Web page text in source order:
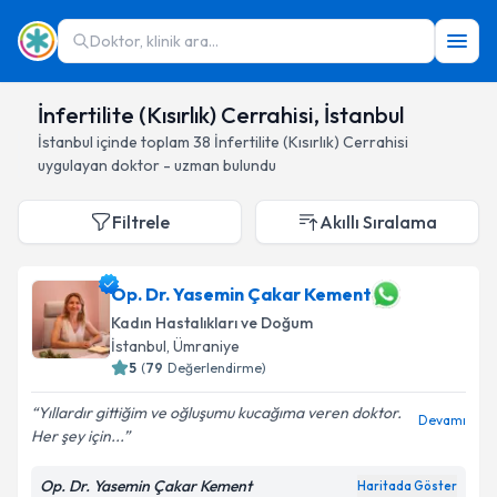
Doktor, klinik ara...
İnfertilite (Kısırlık) Cerrahisi, İstanbul
İstanbul içinde toplam 38 İnfertilite (Kısırlık) Cerrahisi
uygulayan doktor - uzman bulundu
Filtrele Akıllı Sıralama
Op. Dr. Yasemin Çakar Kement
Kadın Hastalıkları ve Doğum
İstanbul, Ümraniye
5 (79 Değerlendirme)
Yıllardır gittiğim ve oğluşumu kucağıma veren doktor.
Her şey için...
Devamı
Op. Dr. Yasemin Çakar Kement Haritada Göster